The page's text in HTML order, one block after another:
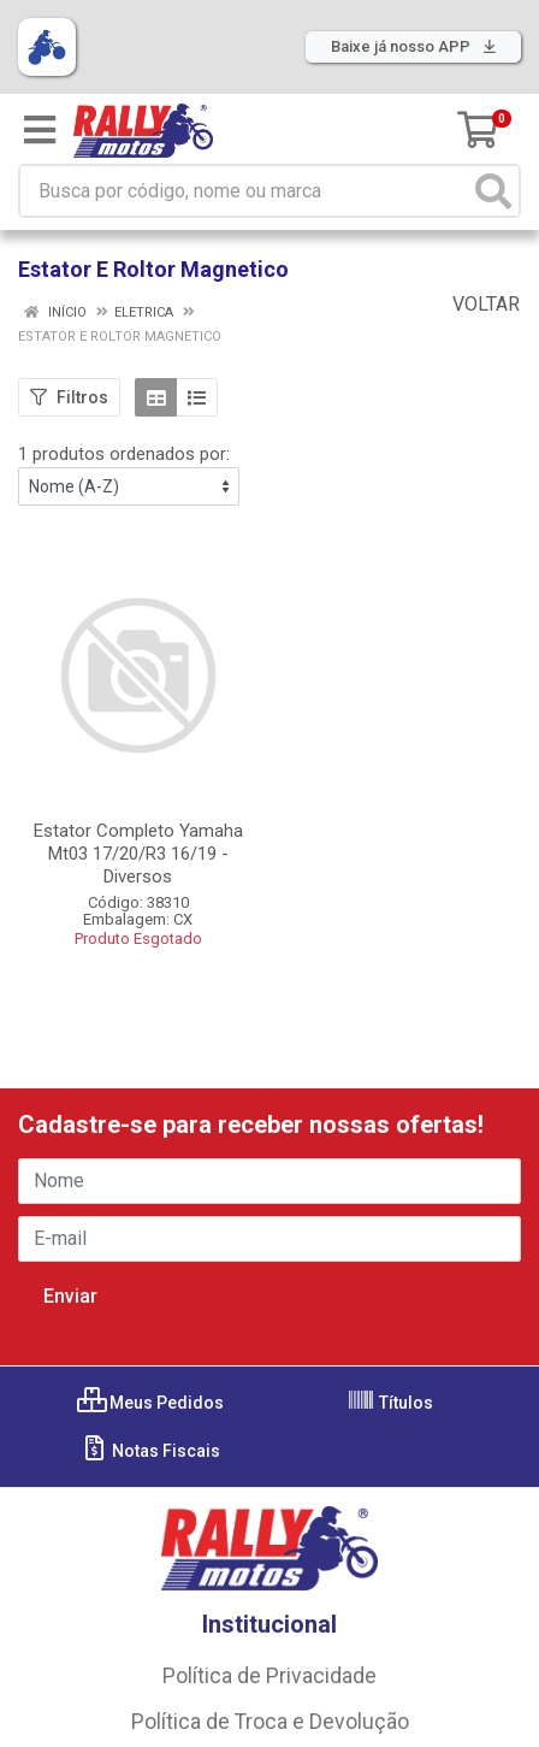
Baixe já nosso APP
0
Estator E Roltor Magnetico
VOLTAR
INÍCIO
ELETRICA
ESTATOR E ROLTOR MAGNETICO
Filtros
1 produtos ordenados por:
Estator Completo Yamaha
Mt03 17/20/R3 16/19 -
Diversos
Código: 38310
Embalagem: CX
Produto Esgotado
Cadastre-se para receber nossas ofertas!
Meus Pedidos Títulos
Notas Fiscais
Institucional
Política de Privacidade
Política de Troca e Devolução